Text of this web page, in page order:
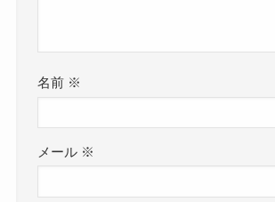
名前 ※
メール ※